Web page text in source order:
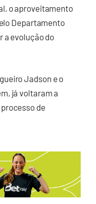
o aproveitamento
Departamento
a evolução do
Jadson e o
já voltaram a
de